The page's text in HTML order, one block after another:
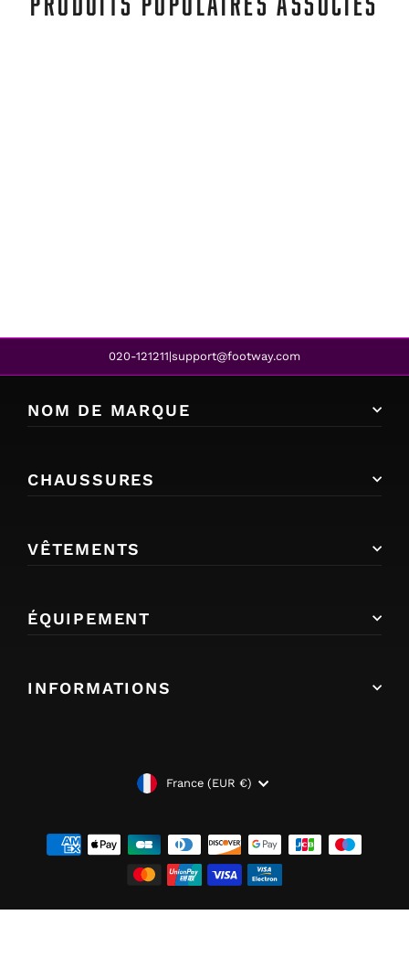
020-121211|support@footway.com
NOM DE MARQUE
CHAUSSURES
VÊTEMENTS
ÉQUIPEMENT
INFORMATIONS
DEVISEFrance (EUR €)